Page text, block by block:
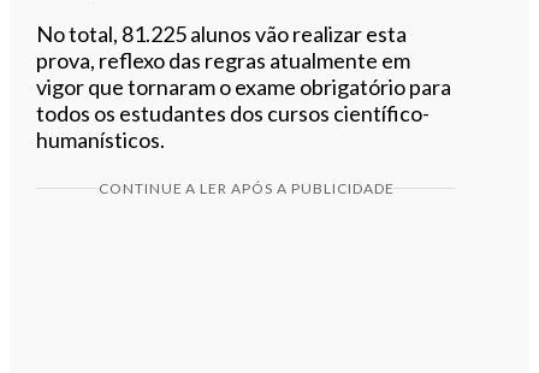
No total, 81.225 alunos vão realizar esta
prova, reflexo das regras atualmente em
vigor que tornaram o exame obrigatório para
todos os estudantes dos cursos científico-
humanísticos.
CONTINUE A LER APÓS A PUBLICIDADE